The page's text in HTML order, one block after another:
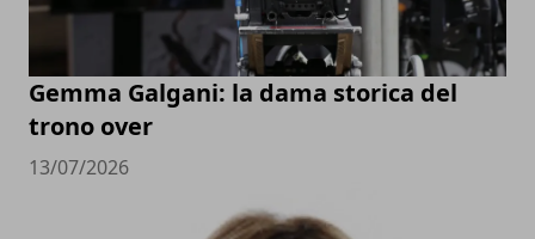
Gemma Galgani: la dama storica del
trono over
13/07/2026